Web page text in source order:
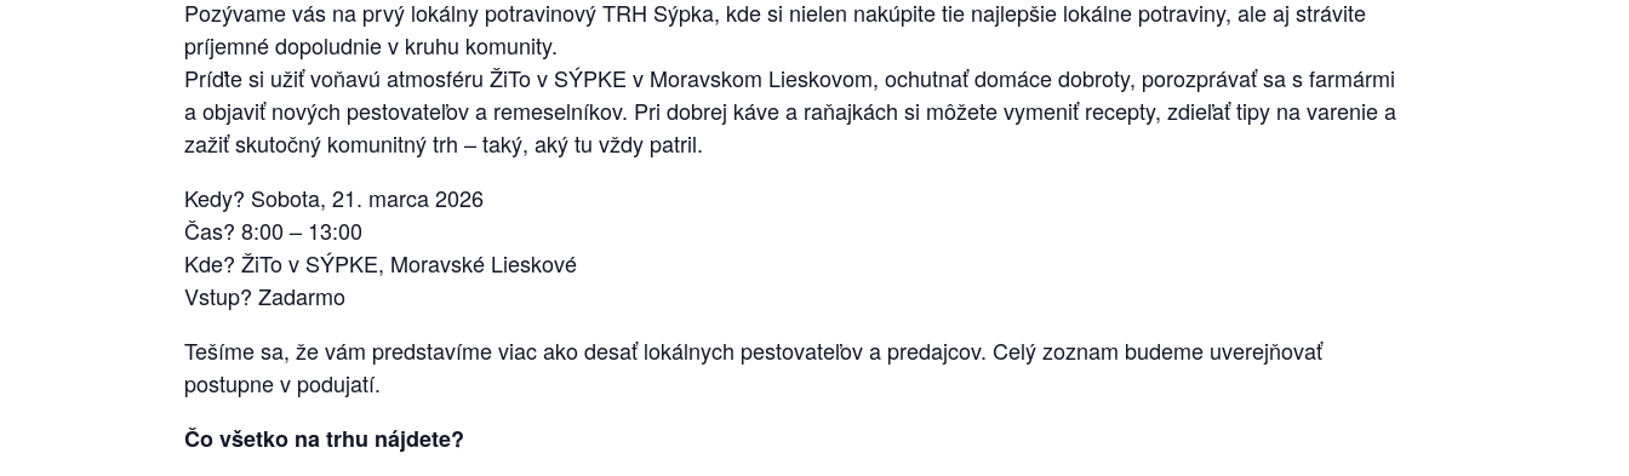
Pozývame vás na prvý lokálny potravinový TRH Sýpka, kde si nielen nakúpite tie najlepšie lokálne potraviny, ale aj strávite
príjemné dopoludnie v kruhu komunity.
Príďte si užiť voňavú atmosféru ŽiTo v SÝPKE v Moravskom Lieskovom, ochutnať domáce dobroty, porozprávať sa s farmármi
a objaviť nových pestovateľov a remeselníkov. Pri dobrej káve a raňajkách si môžete vymeniť recepty, zdieľať tipy na varenie a
zažiť skutočný komunitný trh – taký, aký tu vždy patril.
Kedy? Sobota, 21. marca 2026
Čas? 8:00 – 13:00
Kde? ŽiTo v SÝPKE, Moravské Lieskové
Vstup? Zadarmo
Tešíme sa, že vám predstavíme viac ako desať lokálnych pestovateľov a predajcov. Celý zoznam budeme uverejňovať
postupne v podujatí.
Čo všetko na trhu nájdete?